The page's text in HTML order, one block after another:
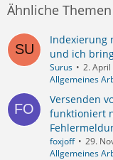
Ähnliche Themen
Indexierung
und ich
Surus
2. April
Allgemeines
Versenden
funktioniert
foxjoff
29.
Allgemeines